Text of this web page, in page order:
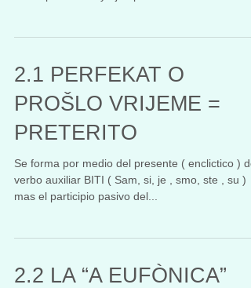
2.1 PERFEKAT O
PROŠLO VRIJEME =
PRETERITO
Se forma por medio del presente ( enclictico )
verbo auxiliar BITI ( Sam, si, je , smo, ste , su )
mas el participio pasivo del...
2.2 LA “A EUFÒNICA”